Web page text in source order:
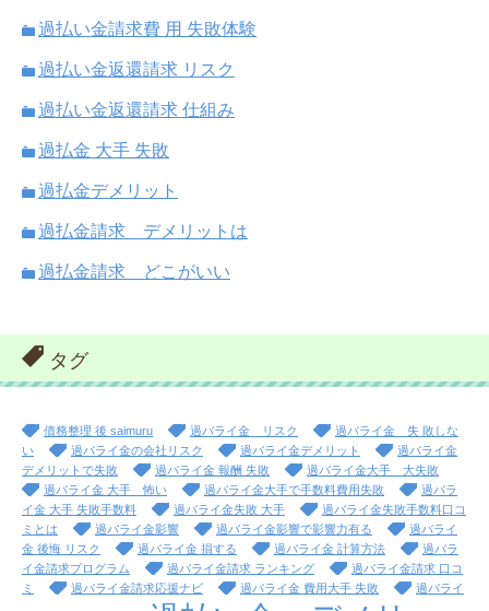
過払い金請求費 用 失敗体験
過払い金返還請求 リスク
過払い金返還請求 仕組み
過払金 大手 失敗
過払金デメリット
過払金請求 デメリットは
過払金請求 どこがいい
タグ
債務整理 後 saimuru 過バライ金 リスク
過バライ金 失 敗しな
い
過バライ金の会社リスク 過バライ金デメリット
過バライ金
デメリットで失敗
過バライ金 報酬 失敗
過バライ金大手 大失敗
過バライ金 大手 怖い
過バライ金大手で手数料費用失敗
過バラ
イ金 大手 失敗手数料
過バライ金失敗 大手
過バライ金失敗手数料口コ
ミとは
過バライ金影響 過バライ金影響で影響力有る
過バライ
金 後悔 リスク
過バライ金 損する 過バライ金 計算方法
過バラ
イ金請求プログラム
過バライ金請求 ランキング
過バライ金請求 口コ
ミ
過バライ金請求応援ナビ 過バライ金 費用大手 失敗 過バライ